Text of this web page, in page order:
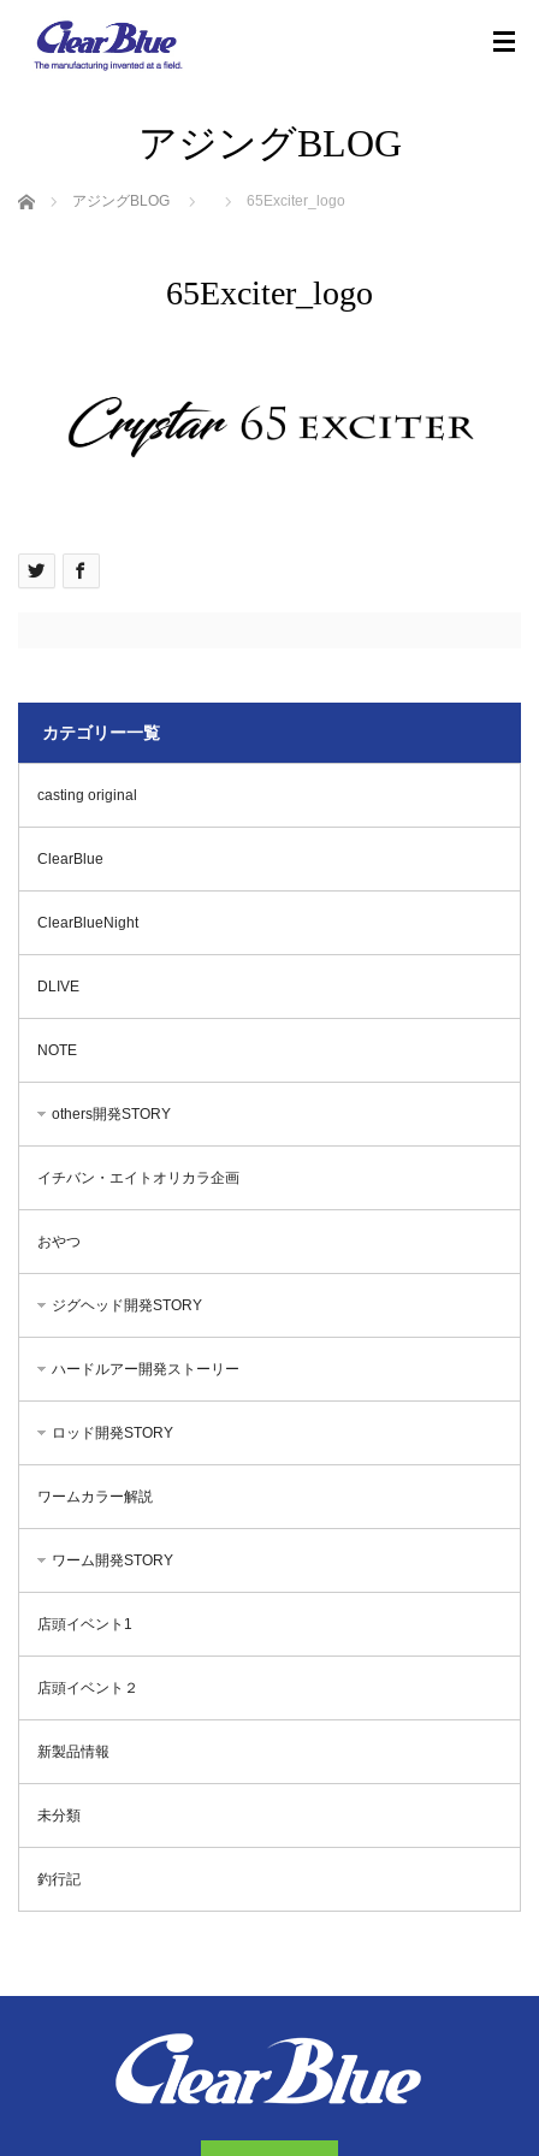
アジングBLOG
ホーム アジングBLOG 65Exciter_logo
65Exciter_logo
カテゴリー一覧
casting original
ClearBlue
ClearBlueNight
DLIVE
NOTE
others開発STORY
イチバン・エイトオリカラ企画
おやつ
ジグヘッド開発STORY
ハードルアー開発ストーリー
ロッド開発STORY
ワームカラー解説
ワーム開発STORY
店頭イベント1
店頭イベント２
新製品情報
未分類
釣行記